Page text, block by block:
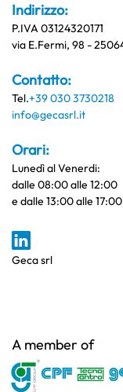
Indirizzo:
P.IVA 03124320171
via E.Fermi, 98 -
Contatto:
Tel.+39 030 3730218
info@gecasrl.it
Orari:
Lunedì al Venerdi:
dalle 08:00 alle 12:00
e dalle 13:00 alle 17:00
Geca srl
A member of